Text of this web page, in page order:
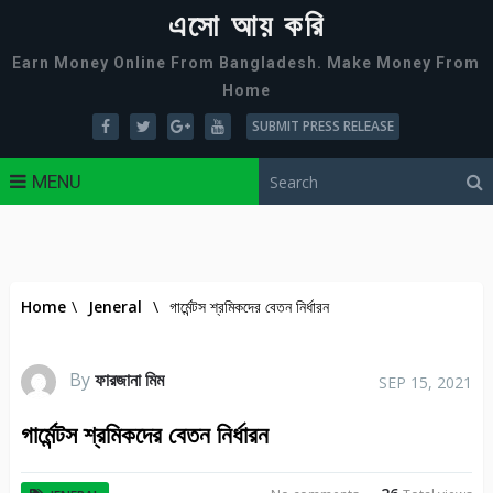
এসো আয় করি
Earn Money Online From Bangladesh. Make Money From
Home
SUBMIT PRESS RELEASE
MENU
Home \ Jeneral \ গার্মেন্টস শ্রমিকদের বেতন নির্ধারন
Byফারজানা মিম SEP 15, 2021
গার্মেন্টস শ্রমিকদের বেতন নির্ধারন